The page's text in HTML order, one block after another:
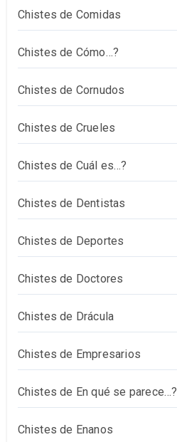
Chistes de Comidas
Chistes de Cómo…?
Chistes de Cornudos
Chistes de Crueles
Chistes de Cuál es…?
Chistes de Dentistas
Chistes de Deportes
Chistes de Doctores
Chistes de Drácula
Chistes de Empresarios
Chistes de En qué se parece…?
Chistes de Enanos